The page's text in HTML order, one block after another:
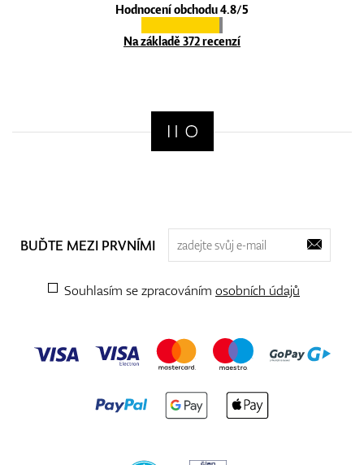
Hodnocení obchodu 4.8/5
Na základě 372 recenzí
BUĎTE MEZI PRVNÍMI
Souhlasím se zpracováním osobních údajů